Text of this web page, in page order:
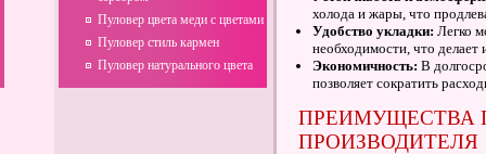
холода и жары, что
Удобство укладки: Легко
необходимости, что
Экономичность: В
позволяет сократить
ПРЕИМУЩЕСТВА
ПРОИЗВОДИТЕЛЯ
Пуловер цвета меди с цветами
Пуловер стиль кармен
Пуловер натурального цвета